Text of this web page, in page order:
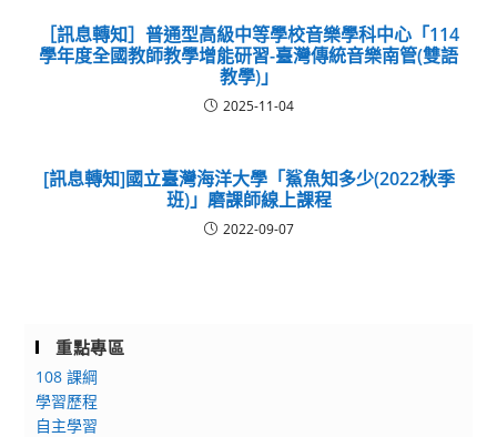
［訊息轉知］普通型高級中等學校音樂學科中心「114
學年度全國教師教學增能研習-臺灣傳統音樂南管(雙語
教學)」
2025-11-04
[訊息轉知]國立臺灣海洋大學「鯊魚知多少(2022秋季
班)」磨課師線上課程
2022-09-07
重點專區
108 課綱
學習歷程
自主學習